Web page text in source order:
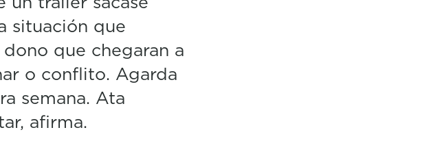
situación que
que chegaran a
o conflito. Agarda
semana. Ata
afirma.